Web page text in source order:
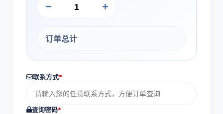
− +
订单总计
联系方式*
查询密码*